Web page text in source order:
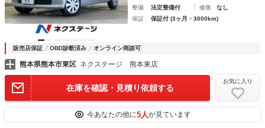
整備
法定整備付 修復
なし
保証
保証付 (3ヶ月・3000km)
販売店保証 OBD診断済み オンライン商談可
熊本県熊本市東区 ネクステージ 熊本東店
在庫を確認・見積り依頼する
お気に入り
今あなたの他に5人が見ています